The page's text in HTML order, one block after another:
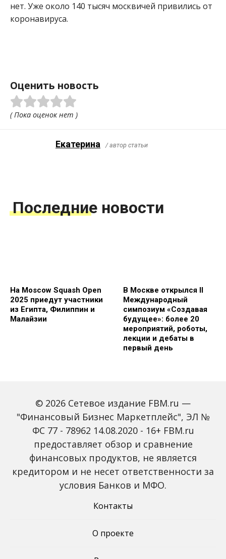
нет. Уже около 140 тысяч москвичей привились от
коронавируса.
Оценить новость
( Пока оценок нет )
Екатерина / автор статьи
Последние новости
На Moscow Squash Open
2025 приедут участники
из Египта, Филиппин и
Малайзии
В Москве открылся II
Международный
симпозиум «Создавая
будущее»: более 20
мероприятий, роботы,
лекции и дебаты в
первый день
Зарплаты вырастут,
банки включат защиту
от мошенников: какие
новые законы ждут
россиян с октября
Россиян предупредили
мошенников на фоне
снижения ключевой
ставки
© 2026 Сетевое издание FBM.ru —
"Финансовый Бизнес Маркетплейс", ЭЛ №
ФС 77 - 78962 14.08.2020 - 16+ FBM.ru
предоставляет обзор и сравнение
финансовых продуктов, не является
кредитором и не несет ответственности за
условия Банков и МФО.
Контакты
О проекте